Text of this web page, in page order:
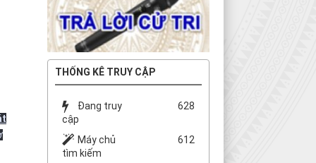
THỐNG KÊ TRUY CẬP
Đang truy
cập
628
Máy chủ
tìm kiếm
612